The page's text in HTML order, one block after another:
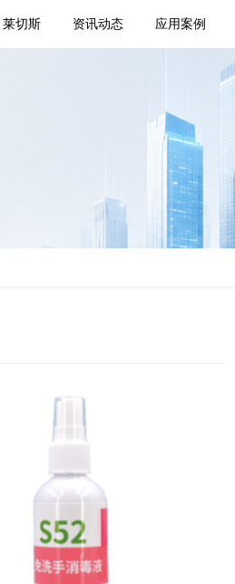
莱切斯 资讯动态 应用案例